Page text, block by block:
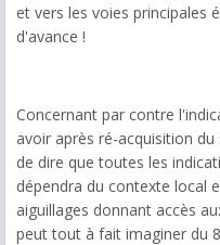
et vers les voies principales
d'avance !
Concernant par contre
avoir après ré-acquisition
de dire que toutes les
dépendra du contexte local
aiguillages donnant accès
peut tout à fait imaginer du